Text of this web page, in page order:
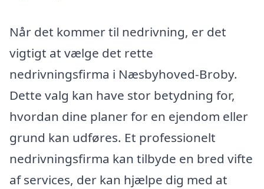
Når det kommer til nedrivning, er det
vigtigt at vælge det rette
nedrivningsfirma i Næsbyhoved-Broby.
Dette valg kan have stor betydning for,
hvordan dine planer for en ejendom eller
grund kan udføres. Et professionelt
nedrivningsfirma kan tilbyde en bred vifte
af services, der kan hjælpe dig med at